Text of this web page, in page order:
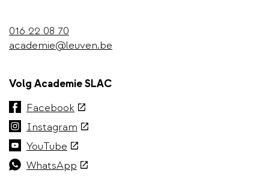
016 22 08 70
academie@leuven.be
Volg Academie SLAC
Facebook(externe
link)
Instagram (externe
link)
YouTube (externe
link)
WhatsApp (externe